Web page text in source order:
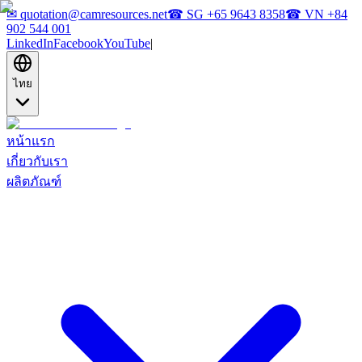
✉ quotation@camresources.net☎ SG +65 9643 8358☎ VN +84
902 544 001
LinkedInFacebookYouTube|
ไทย
หน้าแรก
เกี่ยวกับเรา
ผลิตภัณฑ์